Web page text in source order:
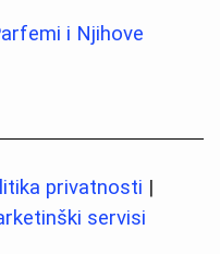
i Njihove
privatnosti |
servisi